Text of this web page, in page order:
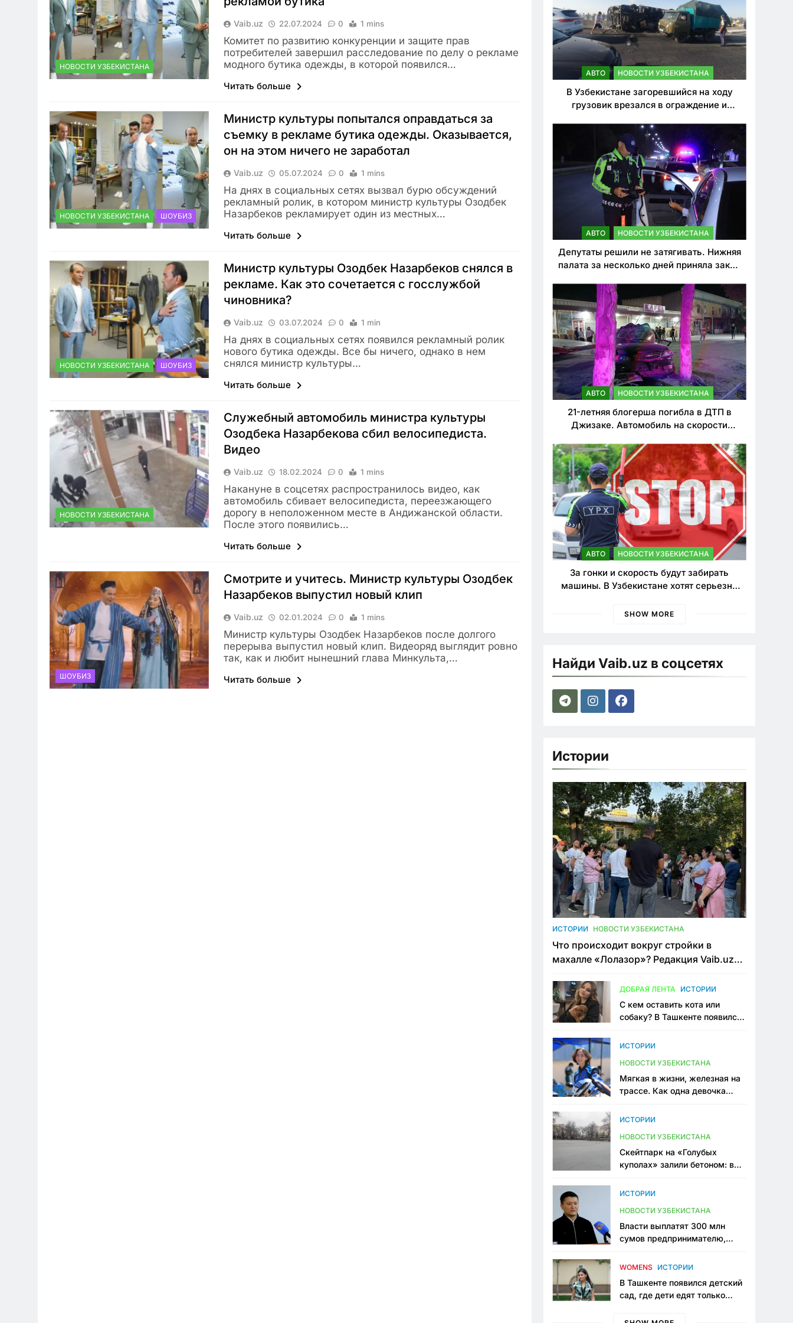
НОВОСТИ УЗБЕКИСТАНА
Vaib.uz 22.07.2024 0 1 mins
Комитет по развитию конкуренции и защите прав
потребителей завершил расследование по делу о рекламе
модного бутика одежды, в которой появился…
Читать больше
НОВОСТИ УЗБЕКИСТАНА ШОУБИЗ
Министр культуры попытался оправдаться за
съемку в рекламе бутика одежды. Оказывается,
он на этом ничего не заработал
Vaib.uz 05.07.2024 0 1 mins
На днях в социальных сетях вызвал бурю обсуждений
рекламный ролик, в котором министр культуры Озодбек
Назарбеков рекламирует один из местных…
Читать больше
НОВОСТИ УЗБЕКИСТАНА ШОУБИЗ
Министр культуры Озодбек Назарбеков снялся в
рекламе. Как это сочетается с госслужбой
чиновника?
Vaib.uz 03.07.2024 0 1 min
На днях в социальных сетях появился рекламный ролик
нового бутика одежды. Все бы ничего, однако в нем
снялся министр культуры…
Читать больше
НОВОСТИ УЗБЕКИСТАНА
Служебный автомобиль министра культуры
Озодбека Назарбекова сбил велосипедиста.
Видео
Vaib.uz 18.02.2024 0 1 mins
Накануне в соцсетях распространилось видео, как
автомобиль сбивает велосипедиста, переезжающего
дорогу в неположенном месте в Андижанской области.
После этого появились…
Читать больше
ШОУБИЗ
Смотрите и учитесь. Министр культуры Озодбек
Назарбеков выпустил новый клип
Vaib.uz 02.01.2024 0 1 mins
Министр культуры Озодбек Назарбеков после долгого
перерыва выпустил новый клип. Видеоряд выглядит ровно
так, как и любит нынешний глава Минкульта,…
Читать больше
АВТО НОВОСТИ УЗБЕКИСТАНА
В Узбекистане загоревшийся на ходу
грузовик врезался в ограждение и
АВТО НОВОСТИ УЗБЕКИСТАНА
Депутаты решили не затягивать. Нижняя
палата за несколько дней приняла закон
нарушителей ПДД
АВТО НОВОСТИ УЗБЕКИСТАНА
21-летняя блогерша погибла в ДТП в
Джизаке. Автомобиль на скорости
АВТО НОВОСТИ УЗБЕКИСТАНА
За гонки и скорость будут забирать
машины. В Узбекистане хотят серьезно
SHOW MORE
Найди Vaib.uz в соцсетях
Истории
ИСТОРИИ НОВОСТИ УЗБЕКИСТАНА
Что происходит вокруг стройки в
махалле «Лолазор»? Редакция Vaib.uz
конфликта
ДОБРАЯ ЛЕНТА ИСТОРИИ
С кем оставить кота или
собаку? В Ташкенте появился
ИСТОРИИ
НОВОСТИ УЗБЕКИСТАНА
Мягкая в жизни, железная на
трассе. Как одна девочка
Узбекистане
ИСТОРИИ
НОВОСТИ УЗБЕКИСТАНА
Скейтпарк на «Голубых
куполах» залили бетоном: в
одно общественное
ИСТОРИИ
НОВОСТИ УЗБЕКИСТАНА
Власти выплатят 300 млн
сумов предпринимателю,
тюрьме по незаконному
WOMENS ИСТОРИИ
В Ташкенте появился детский
сад, где дети едят только
мама, которая устала просить